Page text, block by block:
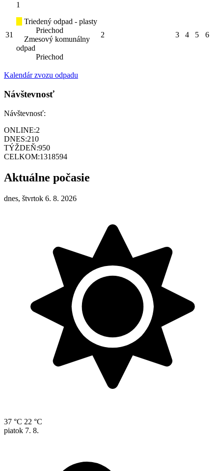
31
1
Triedený odpad - plasty
Priechod
Zmesový komunálny
odpad
Priechod
2 3 4 5 6
Kalendár zvozu odpadu
Návštevnosť
Návštevnosť:
ONLINE:2
DNES:210
TÝŽDEŇ:950
CELKOM:1318594
Aktuálne počasie
dnes, štvrtok 6. 8. 2026
37 °C 22 °C
piatok 7. 8.